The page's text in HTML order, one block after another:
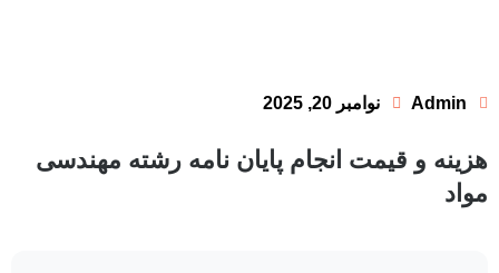
Admin نوامبر 20, 2025
هزینه و قیمت انجام پایان نامه رشته مهندسی
مواد